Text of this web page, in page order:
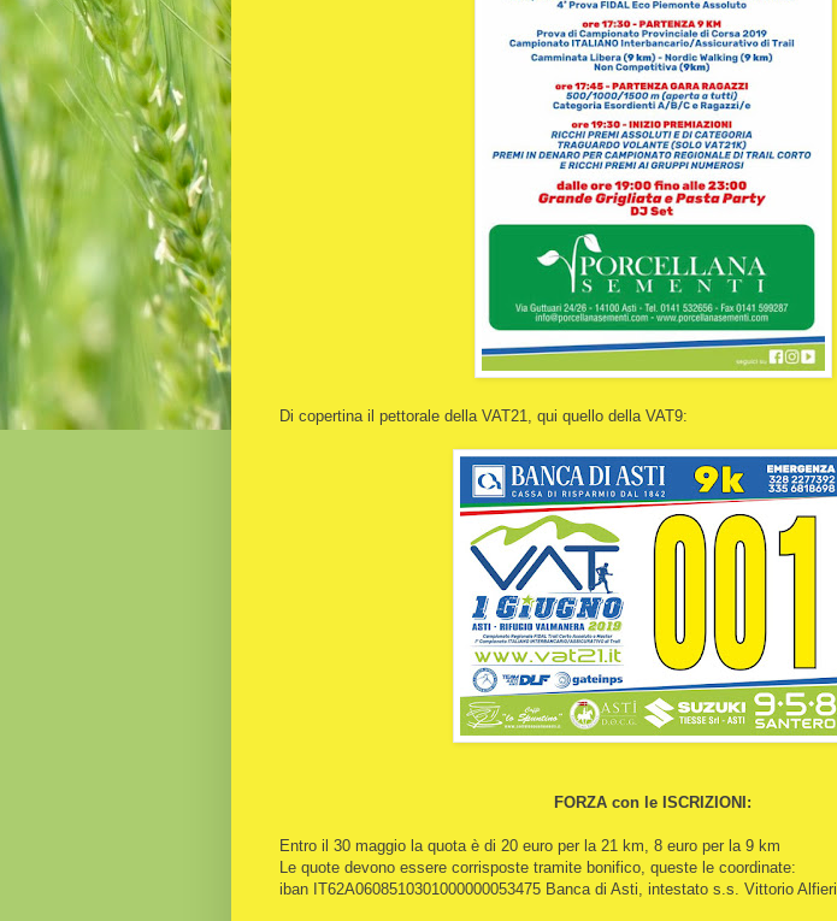
Di copertina il pettorale della VAT21, qui quello della VAT9:
FORZA con le ISCRIZIONI:
Entro il 30 maggio la quota è di 20 euro per la 21 km, 8 euro per la 9 km
Le quote devono essere corrisposte tramite bonifico, queste le coordinate:
iban IT62A0608510301000000053475 Banca di Asti, intestato s.s. Vittorio Alfieri